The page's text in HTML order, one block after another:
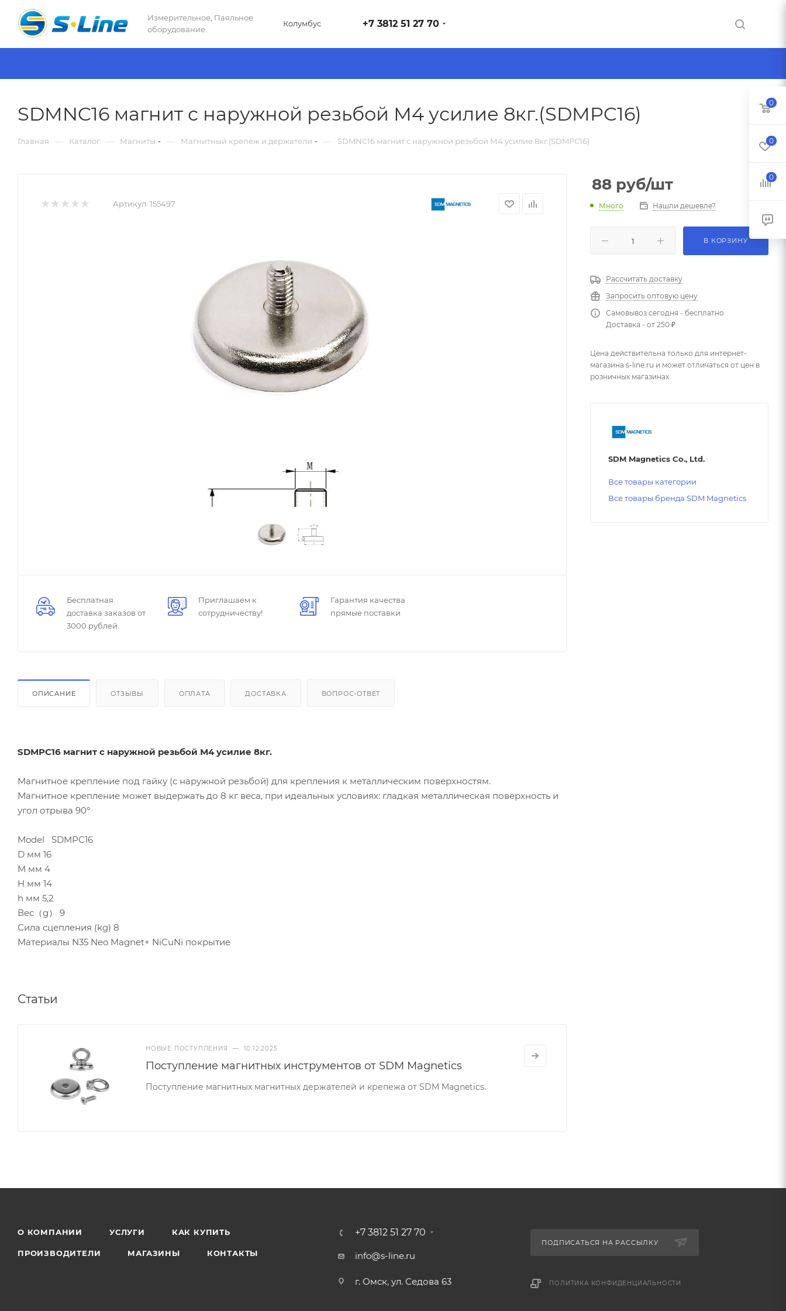
Измерительное, Паяльное
оборудование.
Колумбус +7 3812 51 27 70
SDMNC16 магнит с наружной резьбой М4 усилие 8кг.(SDMPC16)
Главная — Каталог — Магниты — Магнитный крепёж и держатели — SDMNC16 магнит с наружной резьбой М4 усилие 8кг.(SDMPC16)
Артикул: 155497
Бесплатная
доставка заказов от
3000 рублей.
Приглашаем к
сотрудничеству!
Гарантия качества
прямые поставки
ОПИСАНИЕ ОТЗЫВЫ ОПЛАТА ДОСТАВКА ВОПРОС-ОТВЕТ
SDMPC16 магнит с наружной резьбой М4 усилие 8кг.
Магнитное крепление под гайку (с наружной резьбой) для крепления к металлическим поверхностям.
Магнитное крепление может выдержать до 8 кг веса, при идеальных условиях: гладкая металлическая поверхность и
угол отрыва 90°
Model SDMPC16
D мм 16
M мм 4
H мм 14
h мм 5,2
Вес（g） 9
Сила сцепления (kg) 8
Материалы N35 Neo Magnet+ NiCuNi покрытие
Статьи
НОВЫЕ ПОСТУПЛЕНИЯ — 10.12.2025
Поступление магнитных инструментов от SDM Magnetics
Поступление магнитных магнитных держателей и крепежа от SDM Magnetics.
88 руб/шт
Много Нашли дешевле?
В КОРЗИНУ
Рассчитать доставку
Запросить оптовую цену
Самовывоз сегодня - бесплатно
Доставка - от 250 ₽
Цена действительна только для интернет-
магазина s-line.ru и может отличаться от цен в
розничных магазинах
SDM Magnetics Co., Ltd.
Все товары категории
Все товары бренда SDM Magnetics
О КОМПАНИИ УСЛУГИ КАК КУПИТЬ
ПРОИЗВОДИТЕЛИ МАГАЗИНЫ КОНТАКТЫ
+7 3812 51 27 70
info@s-line.ru
г. Омск, ул. Седова 63
ПОДПИСАТЬСЯ НА РАССЫЛКУ
ПОЛИТИКА КОНФИДЕНЦИАЛЬНОСТИ
0
0
0